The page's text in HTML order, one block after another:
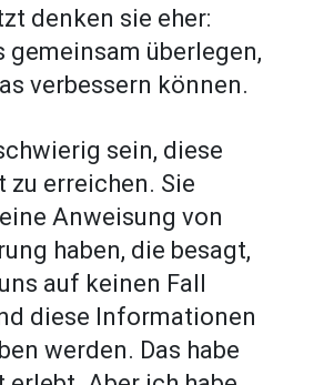
denken sie eher:
gemeinsam überlegen,
verbessern können.
sein, diese
zu erreichen. Sie
Anweisung von
haben, die besagt,
auf keinen Fall
diese Informationen
werden. Das habe